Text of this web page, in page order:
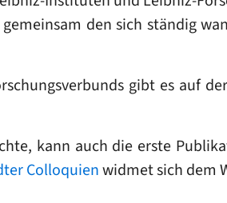
den sich ständig
gibt es auf
kann auch die erste
Colloquienwidmet sich dem